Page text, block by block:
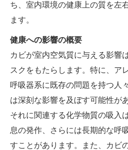
ち、室内環境の健康上の質を左
ます。
健康への影響の概要
カビが室内空気質に与える影響
スクをもたらします。特に、ア
呼吸器系に既存の問題を持つ人
は深刻な影響を及ぼす可能性が
それに関連する化学物質の吸入
息の発作、さらには長期的な呼
すことがあります。また、カビ